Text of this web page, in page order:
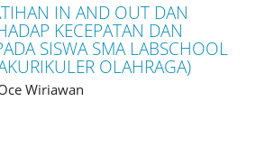
IN AND OUT DAN
KECEPATAN DAN
SISWA SMA LABSCHOOL
OLAHRAGA)
Wiriawan